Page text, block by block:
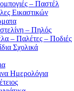
– Παστέλ
Εικαστικών
– Πηλός
– Παλέτες – Ποδιές
Σχολικά
Ημερολόγια